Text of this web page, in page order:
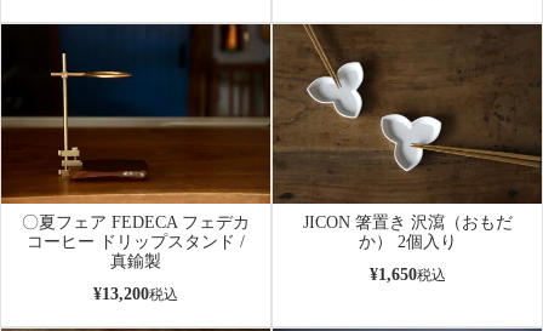
〇夏フェア FEDECA フェデカ
コーヒー ドリップスタンド /
真鍮製
¥13,200税込
JICON 箸置き 沢瀉（おもだ
か） 2個入り
¥1,650税込